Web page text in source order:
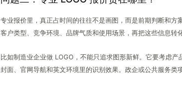
专业报价里，真正占时间的往往不是画图，而是前期判断和方
客户类型、竞争环境、品牌气质和使用场景，再把这些信息转
比如制造业企业做 LOGO，不能只追求图形新鲜。它要考虑
封面、官网导航和英文环境里的识别效果。政企或公共服务类